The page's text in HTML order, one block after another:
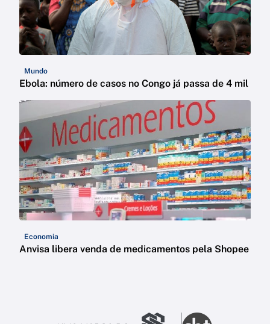
Mundo
Ebola: número de casos no Congo já passa de 4 mil
Economia
Anvisa libera venda de medicamentos pela Shopee